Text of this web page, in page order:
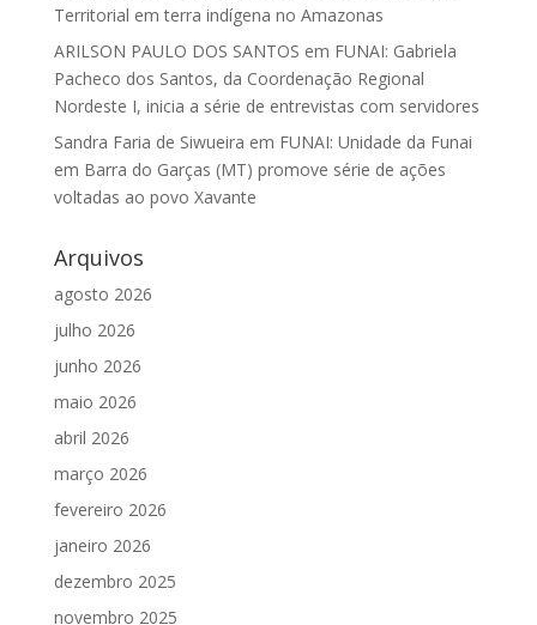
Territorial em terra indígena no Amazonas
ARILSON PAULO DOS SANTOS em FUNAI: Gabriela
Pacheco dos Santos, da Coordenação Regional
Nordeste I, inicia a série de entrevistas com servidores
Sandra Faria de Siwueira em FUNAI: Unidade da Funai
em Barra do Garças (MT) promove série de ações
voltadas ao povo Xavante
Arquivos
agosto 2026
julho 2026
junho 2026
maio 2026
abril 2026
março 2026
fevereiro 2026
janeiro 2026
dezembro 2025
novembro 2025